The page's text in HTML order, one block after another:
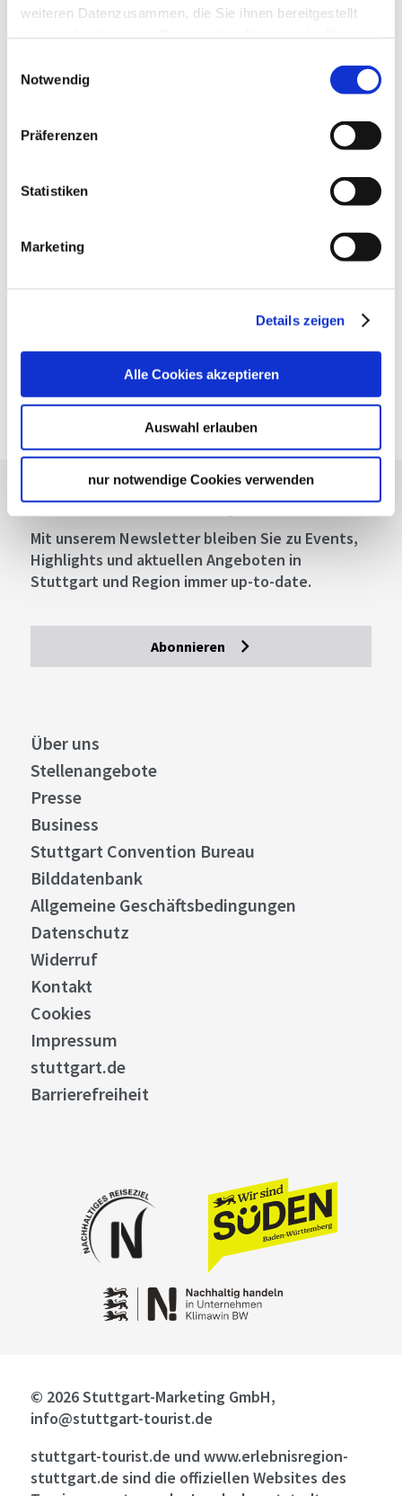
weiteren Datenzusammen, die Sie ihnen bereitgestellt
Impressum
Notwendig
Präferenzen
Statistiken
Marketing
Details zeigen
Alle Cookies akzeptieren
Auswahl erlauben
nur notwendige Cookies verwenden
Weitere Informationen
Lage & Kontakt
Hauptbahnhof Stuttgart
Arnulf-Klett-Platz 2
Mail:stuttgartreisen@stuttgart-tourist.de
Fahrplanauskunft der DB
Google Maps
Google Maps Route
Lassen Sie sich inspirieren!
Mit unserem Newsletter bleiben Sie zu Events,
Highlights und aktuellen Angeboten in
Stuttgart und Region immer up-to-date.
Abonnieren
Über uns
Stellenangebote
Presse
Business
Stuttgart Convention Bureau
Bilddatenbank
Allgemeine Geschäftsbedingungen
Datenschutz
Widerruf
Kontakt
Cookies
Impressum
stuttgart.de
Barrierefreiheit
© 2026 Stuttgart-Marketing GmbH,
info@stuttgart-tourist.de
stuttgart-tourist.de und www.erlebnisregion-
stuttgart.de sind die offiziellen Websites des